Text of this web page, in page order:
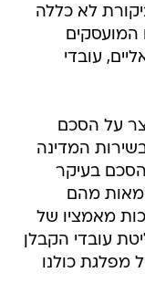
קיבלו ציון ממוצע 79. הביקורת לא כללה
המועסקים
עובדי
על הסכם
המדינה
בעיקר
מהם
מאמציו של
עובדי הקבלן
מפלגת כולנו